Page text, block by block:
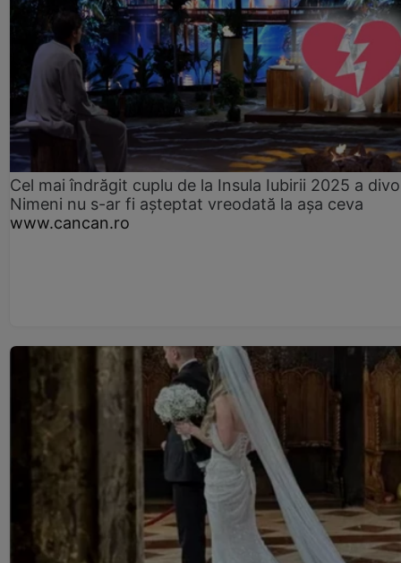
Cel mai îndrăgit cuplu de la Insula Iubirii 2025 a
Nimeni nu s-ar fi așteptat vreodată la așa ceva
www.cancan.ro